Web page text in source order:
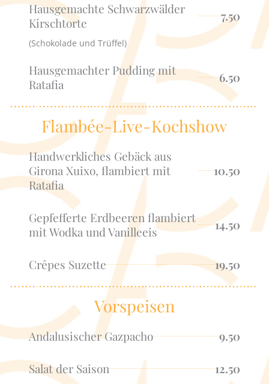
Hausgemachte Schwarzwälder
Kirschtorte
7.50
(Schokolade und Trüffel)
Hausgemachter Pudding mit
Ratafia
6.50
Flambée-Live-Kochshow
Handwerkliches Gebäck aus
Girona Xuixo, flambiert mit
Ratafia
10.50
Gepfefferte Erdbeeren flambiert
mit Wodka und Vanilleeis
14.50
Crêpes Suzette 19.50
Vorspeisen
Andalusischer Gazpacho 9.50
Salat der Saison 12.50